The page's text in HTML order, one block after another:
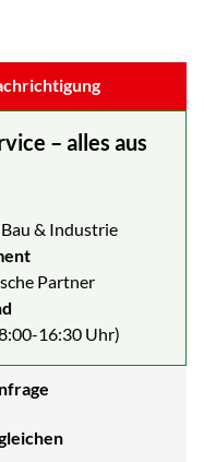
– alles aus
& Industrie
Partner
16:30 Uhr)